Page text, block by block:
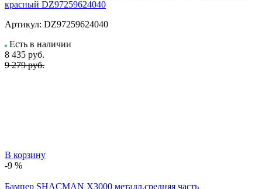
красный DZ97259624040
Артикул: DZ97259624040
Есть в наличии
8 435 руб.
9 279 руб.
В корзину
-9 %
Бампер SHACMAN X3000 металл.средняя часть